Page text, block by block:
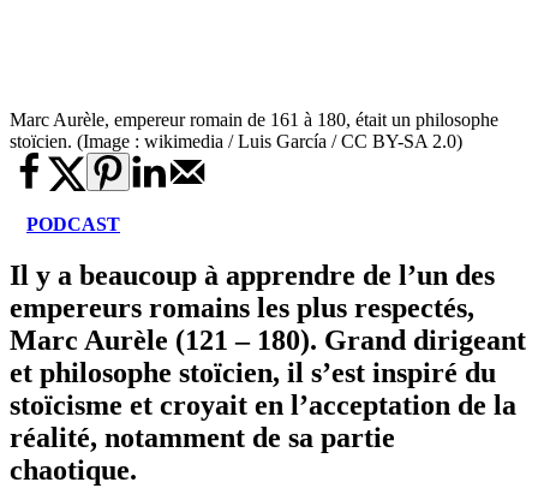
Marc Aurèle, empereur romain de 161 à 180, était un philosophe
stoïcien. (Image : wikimedia / Luis García / CC BY-SA 2.0)
PODCAST
Il y a beaucoup à apprendre de l’un des
empereurs romains les plus respectés,
Marc Aurèle (121 – 180). Grand dirigeant
et philosophe stoïcien, il s’est inspiré du
stoïcisme et croyait en l’acceptation de la
réalité, notamment de sa partie
chaotique.